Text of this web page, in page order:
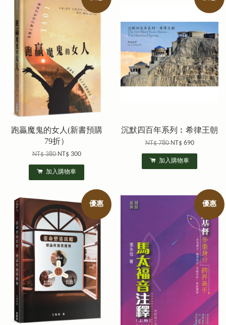
跑贏魔鬼的女人(新書預購
79折）
NT$ 380NT$ 300
加入購物車
沉默四百年系列︰希律王朝
NT$ 780NT$ 690
加入購物車
優惠 優惠